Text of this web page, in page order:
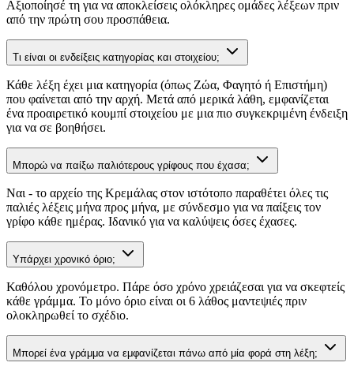
Αξιοποίησέ τη για να αποκλείσεις ολόκληρες ομάδες λέξεων πριν
από την πρώτη σου προσπάθεια.
Τι είναι οι ενδείξεις κατηγορίας και στοιχείου;
Κάθε λέξη έχει μια κατηγορία (όπως Ζώα, Φαγητό ή Επιστήμη)
που φαίνεται από την αρχή. Μετά από μερικά λάθη, εμφανίζεται
ένα προαιρετικό κουμπί στοιχείου με μια πιο συγκεκριμένη ένδειξη
για να σε βοηθήσει.
Μπορώ να παίξω παλιότερους γρίφους που έχασα;
Ναι - το αρχείο της Κρεμάλας στον ιστότοπο παραθέτει όλες τις
παλιές λέξεις μήνα προς μήνα, με σύνδεσμο για να παίξεις τον
γρίφο κάθε ημέρας. Ιδανικό για να καλύψεις όσες έχασες.
Υπάρχει χρονικό όριο;
Καθόλου χρονόμετρο. Πάρε όσο χρόνο χρειάζεσαι για να σκεφτείς
κάθε γράμμα. Το μόνο όριο είναι οι 6 λάθος μαντεψιές πριν
ολοκληρωθεί το σχέδιο.
Μπορεί ένα γράμμα να εμφανίζεται πάνω από μία φορά στη λέξη;